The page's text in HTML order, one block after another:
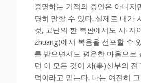
증명하는 기적의 증인은 아니지
명히 말할 수 있다. 실제로 내가
것, 고난의 한 복판에서도 시-지
zhuang)에서 복음을 선포할 수
를 받으면서도 평온한 마음으로
던 이 모든 것이 사(事)신부의 전
덕이라고 믿는다. 나는 여전히